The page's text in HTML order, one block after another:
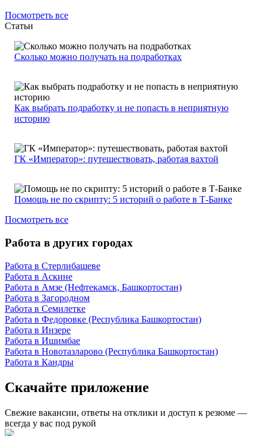
Посмотреть все
Статьи
Сколько можно получать на подработках
Как выбрать подработку и не попасть в неприятную
историю
ГК «Император»: путешествовать, работая вахтой
Помощь не по скрипту: 5 историй о работе в Т-Банке
Посмотреть все
Работа в других городах
Работа в Стерлибашеве
Работа в Аскине
Работа в Амзе (Нефтекамск, Башкортостан)
Работа в Загородном
Работа в Семилетке
Работа в Федоровке (Республика Башкортостан)
Работа в Инзере
Работа в Ишимбае
Работа в Новотазларово (Республика Башкортостан)
Работа в Кандры
Скачайте приложение
Свежие вакансии, ответы на отклики и доступ к резюме —
всегда у вас под рукой